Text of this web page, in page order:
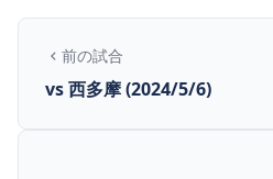
前の試合
vs 西多摩 (2024/5/6)